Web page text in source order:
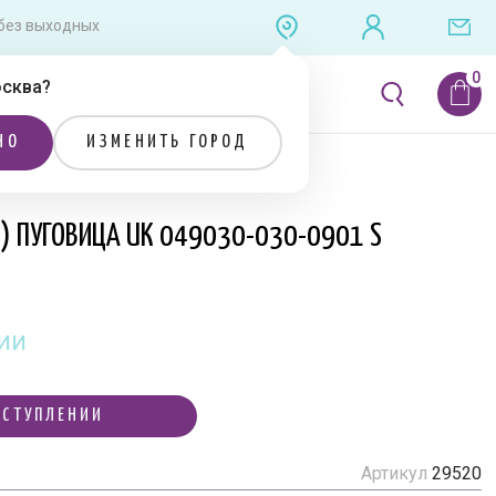
выходных
?
ИЗМЕНИТЬ ГОРОД
ЛИТЕРАТУРА
ПУГОВИЦА UK 049030-030-0901 S
Артикул 29520